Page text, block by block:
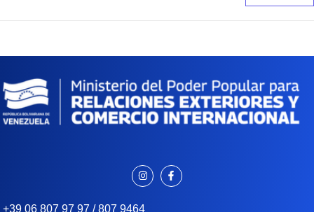
+39 06 807 97 97 / 807 9464